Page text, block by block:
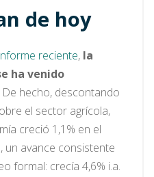
de hoy
reciente, la
ha venido
De hecho, descontando
el sector agrícola,
creció 1,1% en el
un avance consistente
formal: crecía 4,6% i.a.